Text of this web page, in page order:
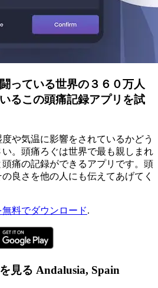
っている世界の３６０万人
るこの頭痛記録アプリを試
や気温に影響をされているかどう
。頭痛ろぐは世界で最も親しまれ
痛の記録ができるアプリです。頭
良さを他の人にも伝えてあげてく
無料でダウンロード.
見る Andalusia, Spain